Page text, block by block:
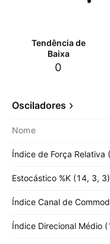
Tendência de
Baixa
0
Osciladores
Nome
Índice de Força Relativa
Estocástico %K (14, 3, 3)
Índice Canal de
Índice Direcional Médio